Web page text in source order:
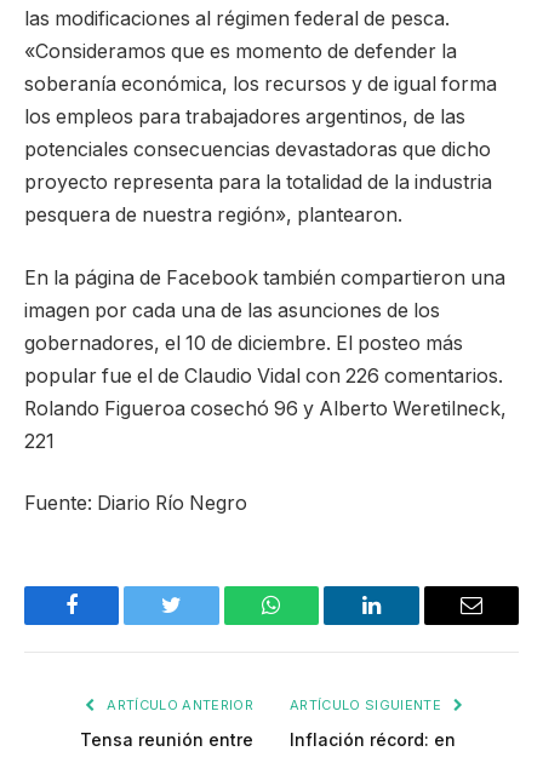
las modificaciones al régimen federal de pesca.
«Consideramos que es momento de defender la
soberanía económica, los recursos y de igual forma
los empleos para trabajadores argentinos, de las
potenciales consecuencias devastadoras que dicho
proyecto representa para la totalidad de la industria
pesquera de nuestra región», plantearon.
En la página de Facebook también compartieron una
imagen por cada una de las asunciones de los
gobernadores, el 10 de diciembre. El posteo más
popular fue el de Claudio Vidal con 226 comentarios.
Rolando Figueroa cosechó 96 y Alberto Weretilneck,
221
Fuente: Diario Río Negro
Facebook Twitter WhatsApp LinkedIn Email
ARTÍCULO ANTERIOR
Tensa reunión entre
ARTÍCULO SIGUIENTE
Inflación récord: en